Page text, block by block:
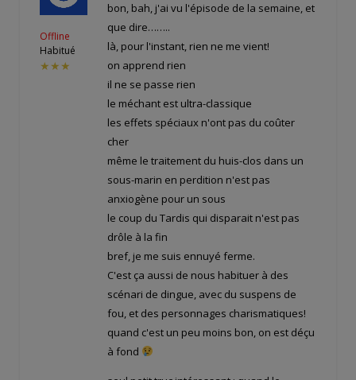
Offline
Habitué
★★★
bon, bah, j'ai vu l'épisode de la semaine, et
que dire……..
là, pour l'instant, rien ne me vient!
on apprend rien
il ne se passe rien
le méchant est ultra-classique
les effets spéciaux n'ont pas du coûter
cher
même le traitement du huis-clos dans un
sous-marin en perdition n'est pas
anxiogène pour un sous
le coup du Tardis qui disparait n'est pas
drôle à la fin
bref, je me suis ennuyé ferme.
C'est ça aussi de nous habituer à des
scénari de dingue, avec du suspens de
fou, et des personnages charismatiques!
quand c'est un peu moins bon, on est déçu
à fond